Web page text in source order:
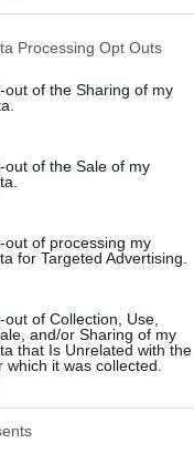
website/app uses one
visit or usage behaviour.
to Google and its
below specified purposes
Processing Opt Outs
out of the Sharing of my
out of the Sale of my
out of processing my
for Targeted Advertising.
of Collection, Use,
and/or Sharing of my
that Is Unrelated with the
which it was collected.
Alpha
του σε